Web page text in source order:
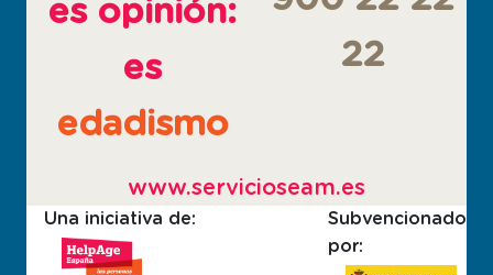
es opinión:
es
edadismo
22
www.servicioseam.es
Una iniciativa de:
Subvencionado
por: